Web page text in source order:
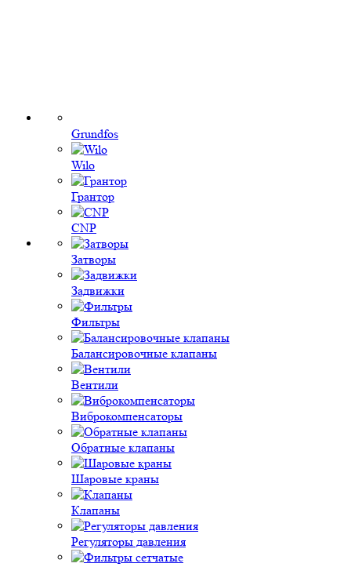
Grundfos
Wilo
Грантор
CNP
Затворы
Задвижки
Фильтры
Балансировочные клапаны
Вентили
Виброкомпенсаторы
Обратные клапаны
Шаровые краны
Клапаны
Регуляторы давления